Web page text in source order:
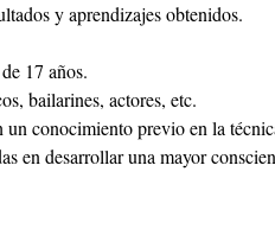
y aprendizajes obtenidos.
17 años.
bailarines, actores, etc.
un conocimiento previo en la
en desarrollar una mayor